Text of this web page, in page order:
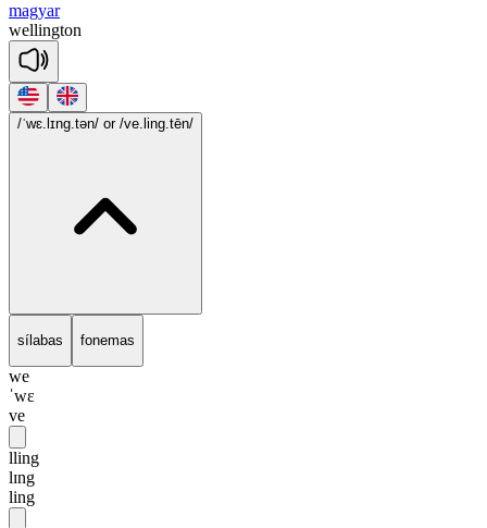
magyar
wellington
/ˈwɛ.lɪng.tən/ or /ve.ling.tēn/
sílabas fonemas
we
ˈwɛ
ve
lling
lɪng
ling